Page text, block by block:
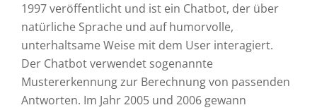
1997 veröffentlicht und ist ein Chatbot, der über
natürliche Sprache und auf humorvolle,
unterhaltsame Weise mit dem User interagiert.
Der Chatbot verwendet sogenannte
Mustererkennung zur Berechnung von passenden
Antworten. Im Jahr 2005 und 2006 gewann